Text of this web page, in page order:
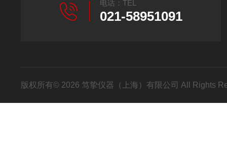
电话：TEL
021-58951091
版权所有© 2026 笃挚仪器（上海）有限公司 All Rights